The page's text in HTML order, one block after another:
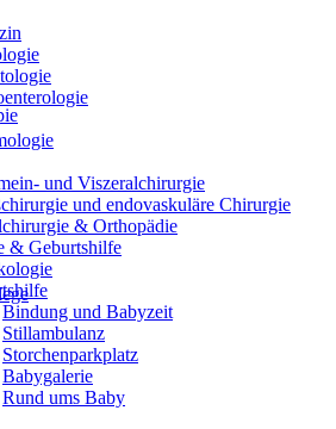
und Viszeralchirurgie
und endovaskuläre Chirurgie
& Orthopädie
& Geburtshilfe
Bindung und Babyzeit
Stillambulanz
Storchenparkplatz
Babygalerie
Rund ums Baby